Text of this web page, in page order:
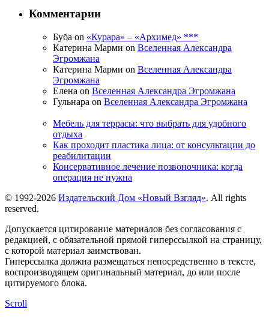
Комментарии
Буба on «Курара» – «Архимед» ***
Катерина Марми on Вселенная Александра
Эгромжана
Катерина Марми on Вселенная Александра
Эгромжана
Елена on Вселенная Александра Эгромжана
Гульнара on Вселенная Александра Эгромжана
Мебель для террасы: что выбрать для удобного
отдыха
Как проходит пластика лица: от консультации до
реабилитации
Консервативное лечение позвоночника: когда
операция не нужна
© 1992-2026 Издательский Дом «Новый Взгляд». All rights
reserved.
Допускается цитирование материалов без согласования с
редакцией, с обязательной прямой гиперссылкой на страницу,
с которой материал заимствован.
Гиперссылка должна размещаться непосредственно в тексте,
воспроизводящем оригинальный материал, до или после
цитируемого блока.
Scroll